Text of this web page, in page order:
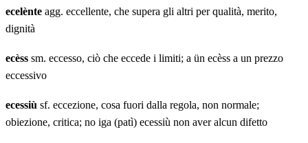
ecelènte agg. eccellente, che supera gli altri per qualità, merito,
dignità
ecèss sm. eccesso, ciò che eccede i limiti; a ün ecèss a un prezzo
eccessivo
ecessiù sf. eccezione, cosa fuori dalla regola, non normale;
obiezione, critica; no iga (patì) ecessiù non aver alcun difetto